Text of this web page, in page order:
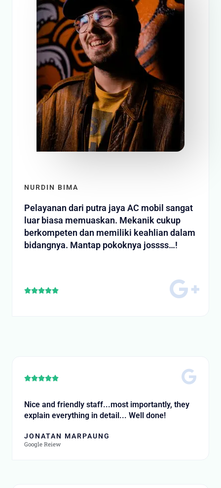
NURDIN BIMA
Pelayanan dari putra jaya AC mobil sangat
luar biasa memuaskan. Mekanik cukup
berkompeten dan memiliki keahlian dalam
bidangnya. Mantap pokoknya jossss…!
Rated
Rated
Nice and friendly staff...most importantly, they
explain everything in detail... Well done!
JONATAN MARPAUNG
Google Reiew